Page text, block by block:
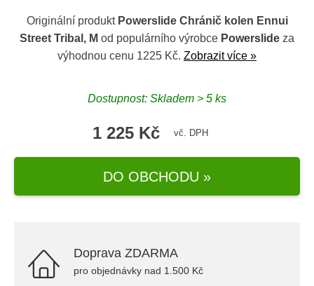
Originální produkt Powerslide Chránič kolen Ennui
Street Tribal, M od populárního výrobce Powerslide za
výhodnou cenu 1225 Kč. Zobrazit více »
Dostupnost: Skladem > 5 ks
1 225 Kč vč. DPH
DO OBCHODU »
Doprava ZDARMA
pro objednávky nad 1.500 Kč